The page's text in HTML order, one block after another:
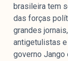
brasileira tem
das forças
grandes
antigetulistas
governo Jango